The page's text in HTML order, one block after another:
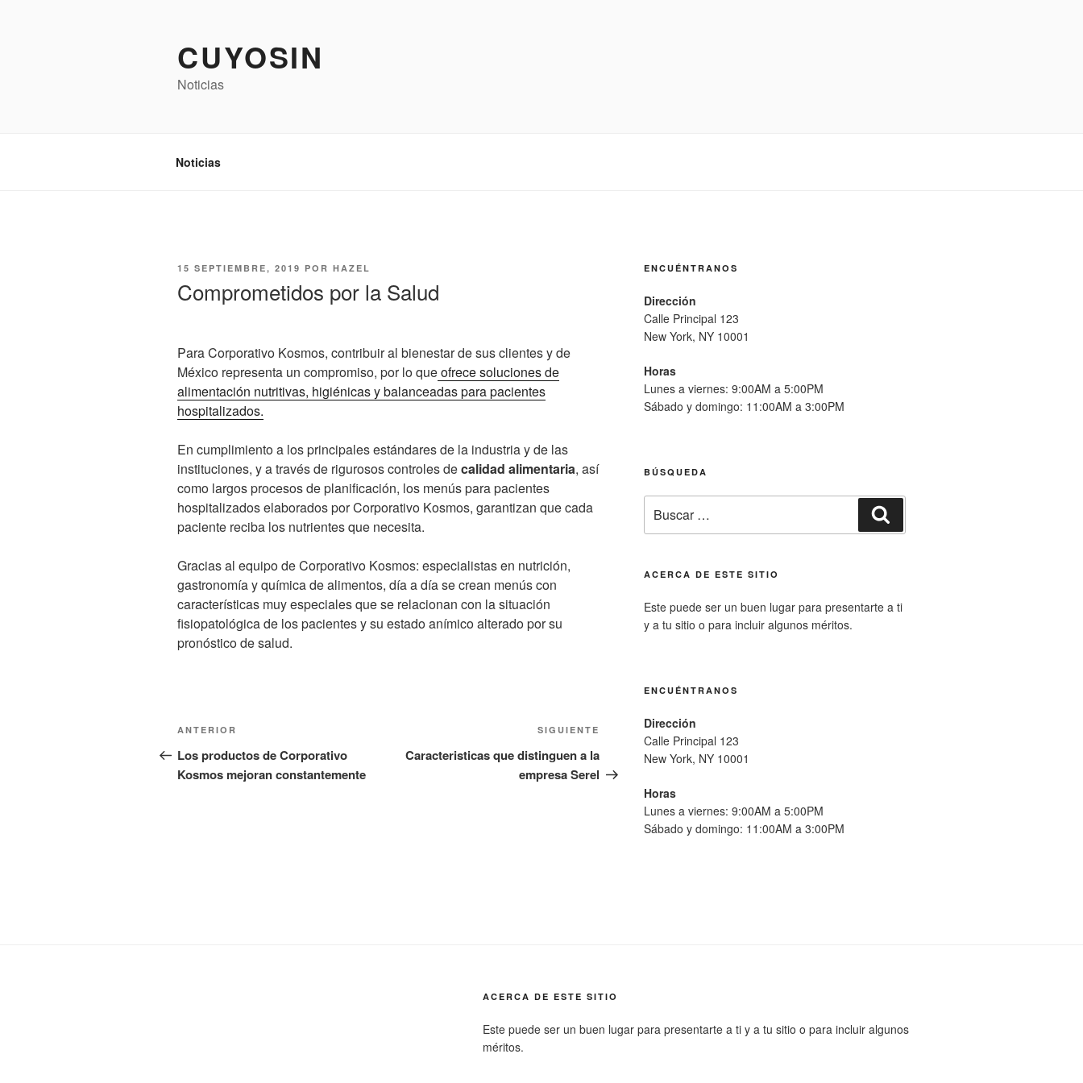
CUYOSIN
Noticias
Noticias
PUBLICADO
15 SEPTIEMBRE, 2019 POR HAZEL
Comprometidos por la Salud
Para Corporativo Kosmos, contribuir al bienestar de sus clientes y de
México representa un compromiso, por lo queofrece soluciones de
alimentación nutritivas, higiénicas y balanceadas para pacientes
hospitalizados.
En cumplimiento a los principales estándares de la industria y de las
instituciones, y a través de rigurosos controles decalidad alimentaria, así
como largos procesos de planificación, los menús para pacientes
hospitalizados elaborados por Corporativo Kosmos, garantizan que cada
paciente reciba los nutrientes que necesita.
Gracias al equipo de Corporativo Kosmos: especialistas en nutrición,
gastronomía y química de alimentos, día a día se crean menús con
características muy especiales que se relacionan con la situación
fisiopatológica de los pacientes y su estado anímico alterado por su
pronóstico de salud.
Navegación
de
entradas
Entrada
anterior:
ANTERIOR
Los productos de Corporativo
Kosmos mejoran constantemente
Siguiente
entrada
SIGUIENTE
Caracteristicas que distinguen a la
empresa Serel
ENCUÉNTRANOS
Dirección
Calle Principal 123
New York, NY 10001
Horas
Lunes a viernes: 9:00AM a 5:00PM
Sábado y domingo: 11:00AM a 3:00PM
BÚSQUEDA
por:
ACERCA DE ESTE SITIO
Este puede ser un buen lugar para presentarte a ti
y a tu sitio o para incluir algunos méritos.
ENCUÉNTRANOS
Dirección
Calle Principal 123
New York, NY 10001
Horas
Lunes a viernes: 9:00AM a 5:00PM
Sábado y domingo: 11:00AM a 3:00PM
ACERCA DE ESTE SITIO
Este puede ser un buen lugar para presentarte a ti y a tu sitio o para incluir algunos
méritos.